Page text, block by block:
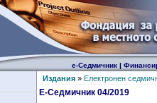
е-Седмичник|
Издания» Електронен
Е-Седмичник 04/2019